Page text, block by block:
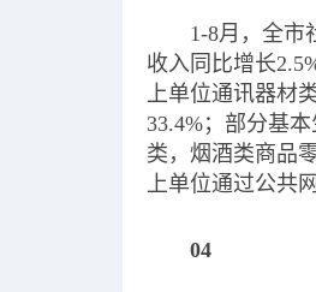
1-8月，全市
收入同比增长
上单位通讯器材
33.4%；部分基
类，烟酒类商品
上单位通过公共
04